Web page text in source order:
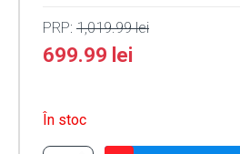
PRP: 1,019.99lei
699.99 lei
În stoc